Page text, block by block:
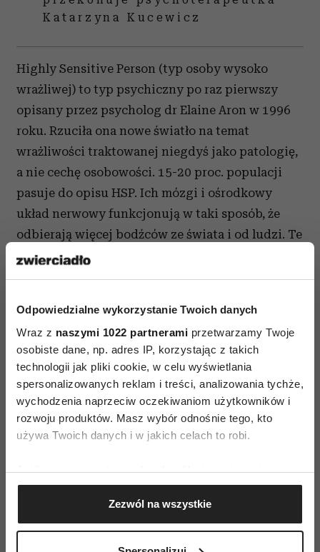
Odpowiedzialne wykorzystanie Twoich danych
Wraz z naszymi 1022 partnerami przetwarzamy Twoje
osobiste dane, np. adres IP, korzystając z takich
technologii jak pliki cookie, w celu wyświetlania
spersonalizowanych reklam i treści, analizowania tychże,
wychodzenia naprzeciw oczekiwaniom użytkowników i
rozwoju produktów. Masz wybór odnośnie tego, kto
używa Twoich danych i w jakich celach to robi.
Jeśli wyrazisz na to zgodę, chcielibyśmy również:
Gromadzić dane dotyczące Twojej lokalizacji
geograficznej z dokładnością nawet do kilku metrów
Identyfikować Twoje urządzenie, aktywnie
Zezwól na wszystkie
Katarzyna Kucewicz
Highly Sensitive Person (typ osoby wysoko
wrażliwej) to typ psychiczny po raz pierwszy
opisany przez psycholog dr Elaine Aron w 1996
roku. Rzuciła ona nowe światło na temat
wrażliwości traktowanej niegdyś jako patologię,
a nie cechę osobowości. 15-20 proc. populacji
pasuje do opisu HSP. Ich mózgi i ośrodkowy
układ nerwowy funkcjonują w taki sposób, że
odbierają więcej bodźców ze świata i od ludzi. Te
osoby czują więcej niż inni i często ich uczucia
ich bolą. Przejmują negatywne emocje od innych
żeby zdawać sobie sprawę, że wrażliwcy nie mają
wyboru – zawsze będą bardziej czuli. Niestety,
ich wrażliwość często mylona jest ze słabością,
neurotyzmem, introwertyzmem, nieśmiałością,
społecznym niedostosowaniem. Tymczasem
wysoko wrażliwi ludzie potrzebują po prostu
zrozumienia, empatii, wolności i spokoju. Bez